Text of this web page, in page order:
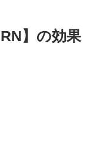
】の効果